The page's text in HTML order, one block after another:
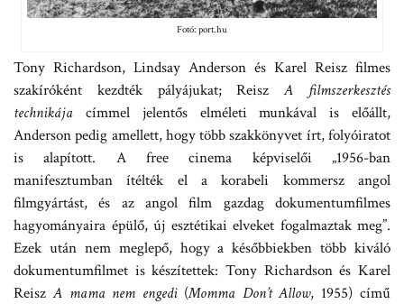
Fotó: port.hu
Tony Richardson, Lindsay Anderson és Karel Reisz filmes
szakíróként kezdték pályájukat; ReiszA filmszerkesztés
technikája címmel jelentős elméleti munkával is előállt,
Anderson pedig amellett, hogy több szakkönyvet írt, folyóiratot
is alapított. A free cinema képviselői „1956-ban
manifesztumban ítélték el a korabeli kommersz angol
filmgyártást, és az angol film gazdag dokumentumfilmes
hagyományaira épülő, új esztétikai elveket fogalmaztak meg”.
Ezek után nem meglepő, hogy a későbbiekben több kiváló
dokumentumfilmet is készítettek: Tony Richardson és Karel
ReiszA mama nem engedi(Momma Don’t Allow, 1955) című